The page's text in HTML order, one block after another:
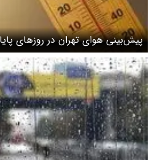
پیش‌بینی هوای تهران در روزهای
می‌شود